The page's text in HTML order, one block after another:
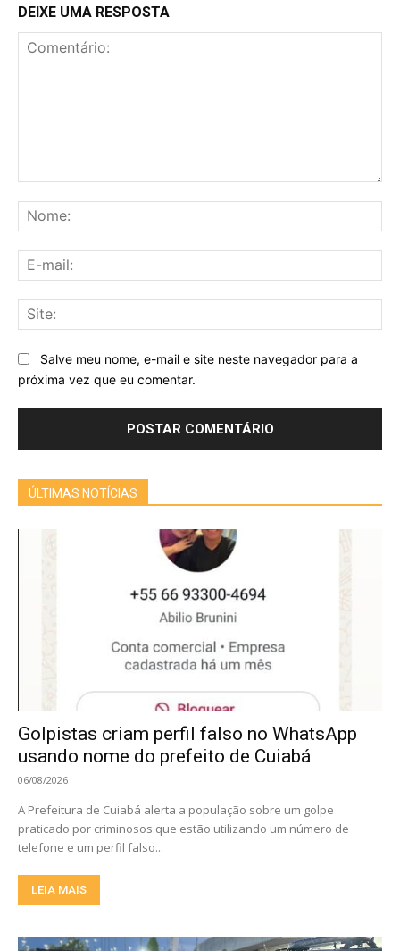
DEIXE UMA RESPOSTA
Salve meu nome, e-mail e site neste navegador para a
próxima vez que eu comentar.
ÚLTIMAS NOTÍCIAS
Golpistas criam perfil falso no WhatsApp
usando nome do prefeito de Cuiabá
06/08/2026
A Prefeitura de Cuiabá alerta a população sobre um golpe
praticado por criminosos que estão utilizando um número de
telefone e um perfil falso...
LEIA MAIS